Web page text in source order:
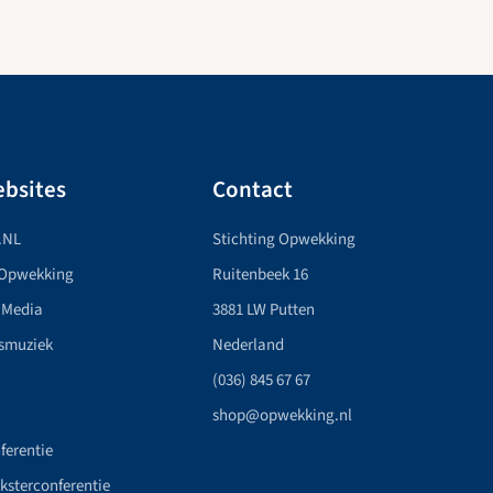
Contact
Stichting Opwekking
Ruitenbeek 16
3881 LW Putten
Nederland
(036) 845 67 67
shop@opwekking.nl